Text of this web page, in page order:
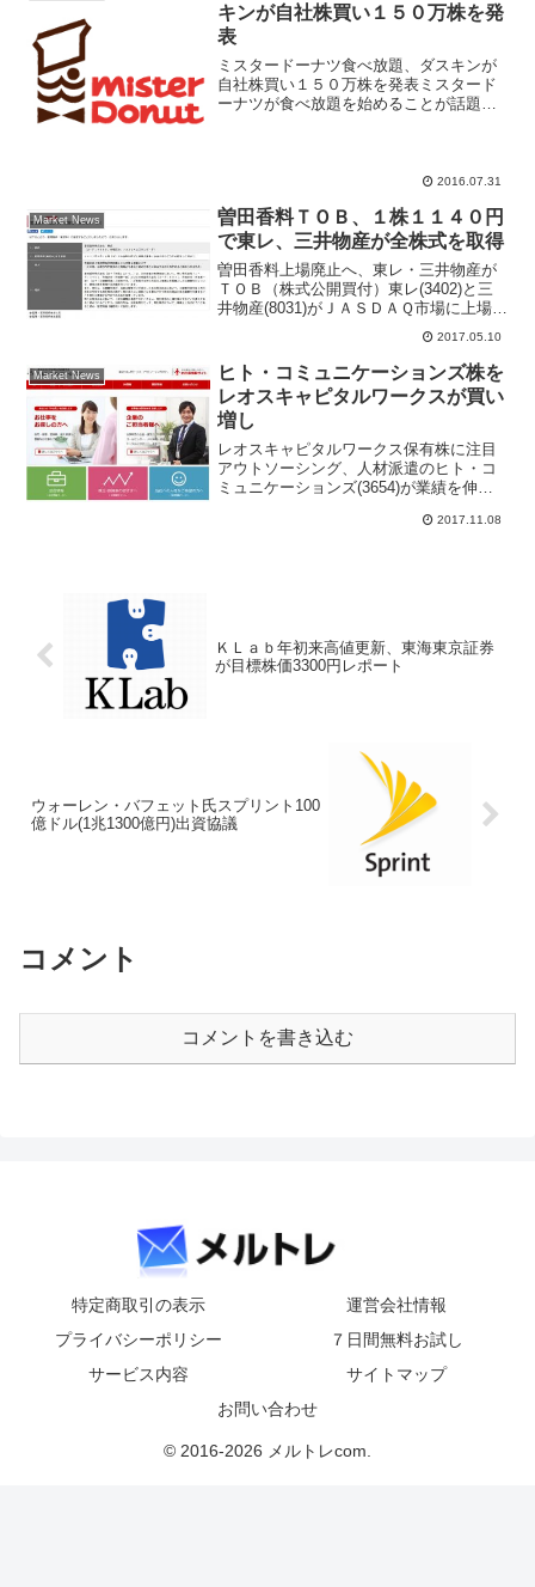
キンが自社株買い１５０万株を発
表
ミスタードーナツ食べ放題、ダスキンが
自社株買い１５０万株を発表ミスタード
ーナツが食べ放題を始めることが話題に
2016.07.31
Market News
曽田香料ＴＯＢ、１株１１４０円
で東レ、三井物産が全株式を取得
曽田香料上場廃止へ、東レ・三井物産が
ＴＯＢ（株式公開買付）東レ(3402)と三
井物産(8031)がＪＡＳＤＡＱ市場に上場す
る曽田香料(4965)をＴＯＢ（株式公開買
付）すると発表。ＴＯＢ価格は１株１１
４０円で、５月１０日の終値７５１円に
５２...
2017.05.10
Market News
ヒト・コミュニケーションズ株を
レオスキャピタルワークスが買い
増し
レオスキャピタルワークス保有株に注目
アウトソーシング、人材派遣のヒト・コ
ミュニケーションズ(3654)が業績を伸ば
で取得してＭ＆Ａ戦略から、連結対象に
2017.11.08
ＫＬａｂ年初来高値更新、東海東京証券
が目標株価3300円レポート
ウォーレン・バフェット氏スプリント100
億ドル(1兆1300億円)出資協議
コメント
コメントを書き込む
特定商取引の表示
運営会社情報
プライバシーポリシー
７日間無料お試し
サービス内容
サイトマップ
お問い合わせ
© 2016-2026 メルトレcom.